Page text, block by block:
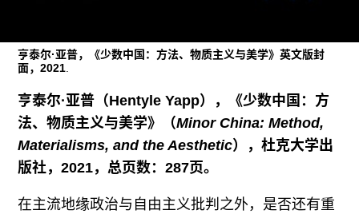
联系我们
关注我们
亨泰尔·亚普，《少数中国：方法、物质主义与美学》英文版封
面，2021
亨泰尔·亚普（Hentyle Yapp），《少数中国：方
法、物质主义与美学》（Minor China: Method,
Materialisms, and the Aesthetic），杜克大学出
版社，2021，总页数：287页。
在主流地缘政治与自由主义批判之外，是否还有重